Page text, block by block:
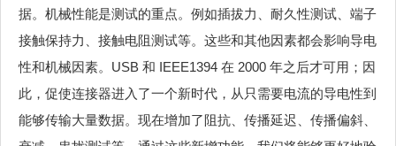
据。机械性能是测试的重点。例如插拔力、耐久性测试、端子
接触保持力、接触电阻测试等。这些和其他因素都会影响导电
性和机械因素。USB 和 IEEE1394 在 2000 年之后才可用；因
此，促使连接器进入了一个新时代，从只需要电流的导电性到
能够传输大量数据。现在增加了阻抗、传播延迟、传播偏斜、